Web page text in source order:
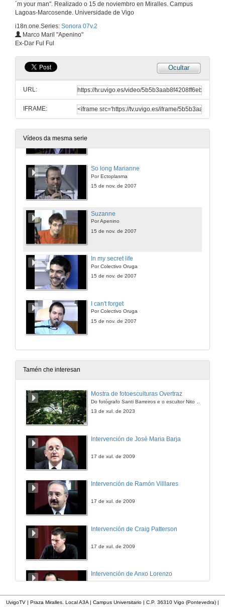
´m your man". Realizado o 15 de noviembro en Miralles. Campus
Lagoas-Marcosende. Universidade de Vigo
i18n.one.Series: Sonora 07v.2
Marco Maril "Apenino"
Ex-Dar Ful Ful
Ocultar
URL:
IFRAME:
Vídeos da mesma serie
15 de nov. de 2007
So long Marianne
Por Ectoplasma
15 de nov. de 2007
Suzanne
Por Apenino
15 de nov. de 2007
In my secret life
Por Colectivo Oruga
15 de nov. de 2007
I can't forget
Por Colectivo Oruga
15 de nov. de 2007
Tamén che interesan
Mostra de fotoesculturas Overtraz
13 de xul. de 2023
Intervención de José Maria Barja
17 de xul. de 2009
Intervención de Ramón Villlares
17 de xul. de 2009
Intervención de Craig Patterson
17 de xul. de 2009
Intervención de Anxo Lorenzo
UvigoTV | Praza Miralles. Local A3A | Campus Universitario | C.P. 36310 Vigo (Pontevedra) |